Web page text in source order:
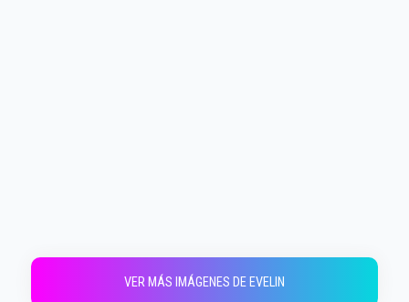
VER MÁS IMÁGENES DE EVELIN